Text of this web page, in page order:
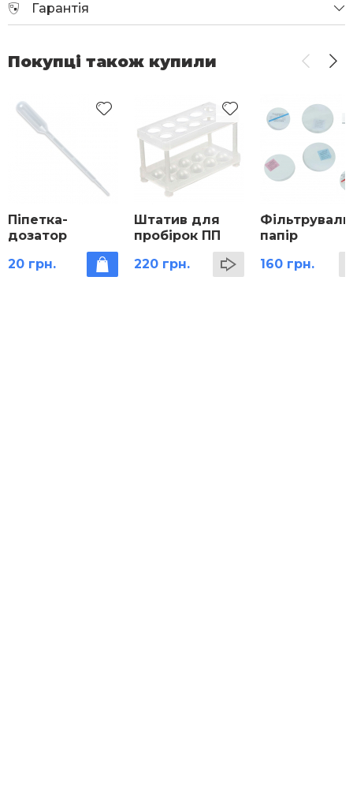
Гарантія
Покупці також купили
Піпетка-
дозатор
пластикова
20 грн.
Штатив для
пробірок ПП
220 грн.
папір
160 грн.